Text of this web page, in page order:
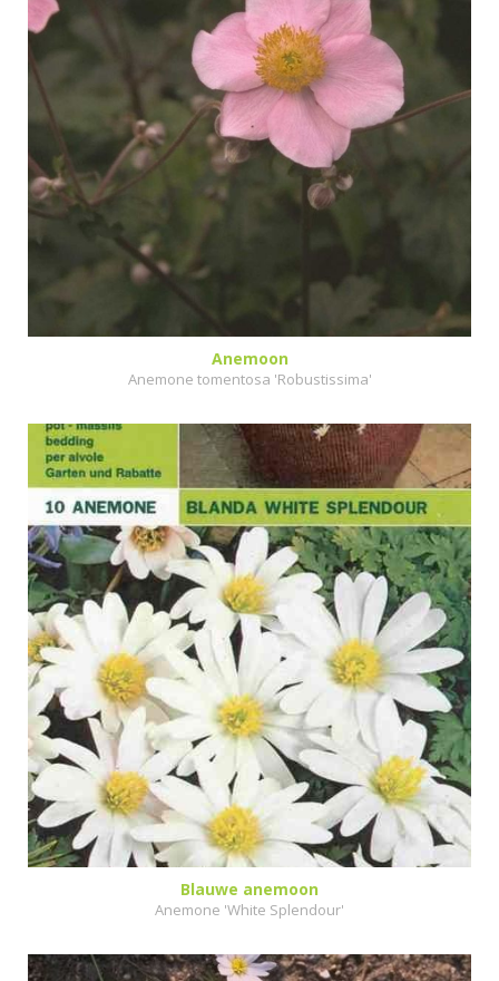
Anemoon
Anemone tomentosa 'Robustissima'
Blauwe anemoon
Anemone 'White Splendour'